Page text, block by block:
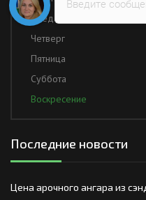
Среда
Четверг
Пятница
Суббота
Воскресение
Последние новости
Цена арочного ангара из
Введите